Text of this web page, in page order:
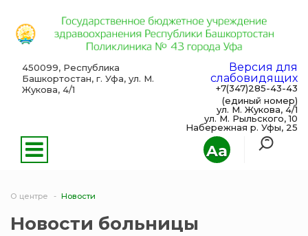
Aa
450099, Республика
Башкортостан, г. Уфа, ул. М.
Жукова, 4/1
Версия для
слабовидящих
+7(347)285-43-43
(единый номер)
ул. М. Жукова, 4/1
ул. М. Рыльского, 10
Набережная р. Уфы, 25
О центре Новости
Новости больницы